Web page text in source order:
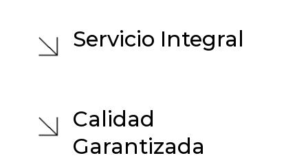
Servicio Integral
Calidad
Garantizada